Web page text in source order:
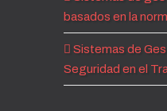
basados en la
Sistemas de
Seguridad en el